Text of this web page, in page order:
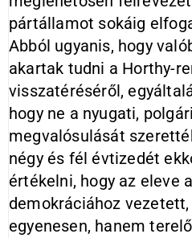
pártállamot sokáig
Abból ugyanis, hogy
akartak tudni a Horthy-
visszatéréséről,
hogy ne a nyugati,
megvalósulását
négy és fél évtizedét
értékelni, hogy az eleve
demokráciához
egyenesen, hanem